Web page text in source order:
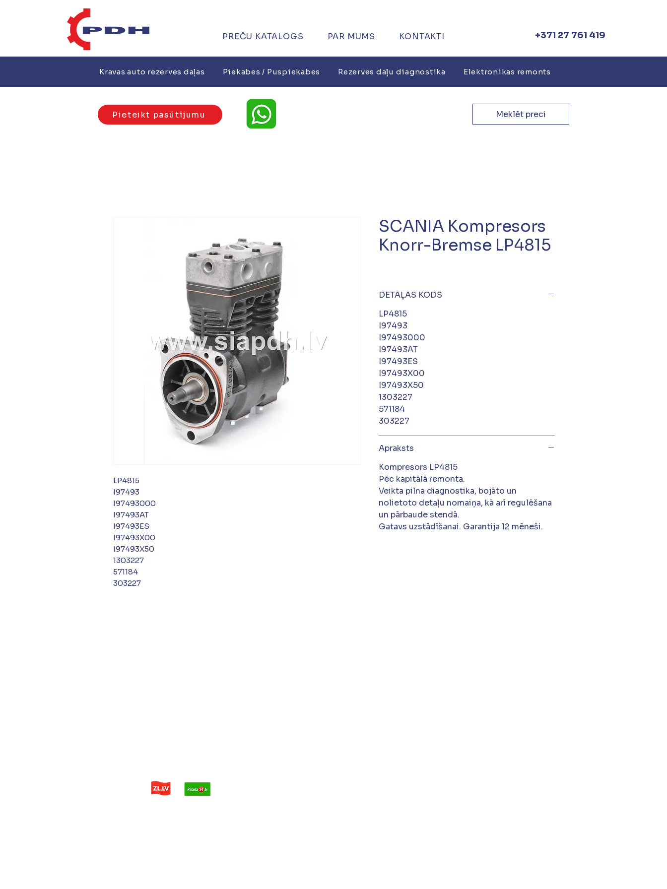
PREČU KATALOGS PAR MUMS KONTAKTI +371 27 761 419
Kravas auto rezerves daļas Piekabes / Puspiekabes Rezerves daļu diagnostika Elektronikas remonts
Pieteikt pasūtījumu Meklēt preci
LP4815
I97493
I97493000
I97493AT
I97493ES
I97493X00
I97493X50
1303227
571184
303227
SCANIA Kompresors
Knorr-Bremse LP4815
DETAĻAS KODS
LP4815
I97493
I97493000
I97493AT
I97493ES
I97493X00
I97493X50
1303227
571184
303227
Apraksts
Kompresors LP4815
Pēc kapitālā remonta.
Veikta pilna diagnostika, bojāto un
nolietoto detaļu nomaiņa, kā arī regulēšana
un pārbaude stendā.
Gatavs uzstādīšanai. Garantija 12 mēneši.